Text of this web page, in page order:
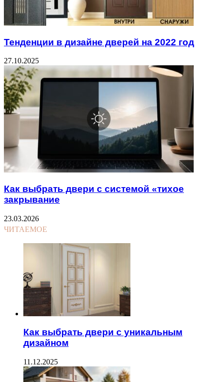
Тенденции в дизайне дверей на 2022 год
27.10.2025
Как выбрать двери с системой «тихое
закрывание
23.03.2026
ЧИТАЕМОЕ
Как выбрать двери с уникальным
дизайном
11.12.2025